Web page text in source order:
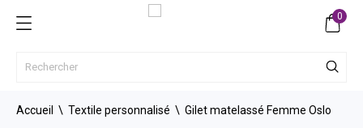
0
Accueil Textile personnalisé Gilet matelassé Femme Oslo